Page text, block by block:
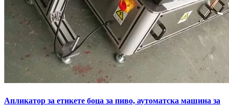
Апликатор за етикете боца за пиво, аутоматска машина за